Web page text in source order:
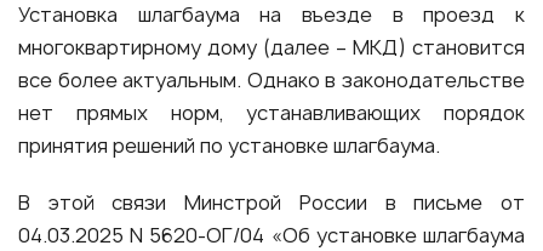
Установка шлагбаума на въезде в проезд к
многоквартирному дому (далее – МКД) становится
все более актуальным. Однако в законодательстве
нет прямых норм, устанавливающих порядок
принятия решений по установке шлагбаума.
В этой связи Минстрой России в письме от
04.03.2025 N 5620-ОГ/04 «Об установке шлагбаума